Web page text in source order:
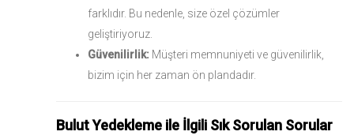
farklıdır. Bu nedenle, size özel çözümler
geliştiriyoruz.
Güvenilirlik: Müşteri memnuniyeti ve güvenilirlik,
bizim için her zaman ön plandadır.
Bulut Yedekleme ile İlgili Sık Sorulan Sorular